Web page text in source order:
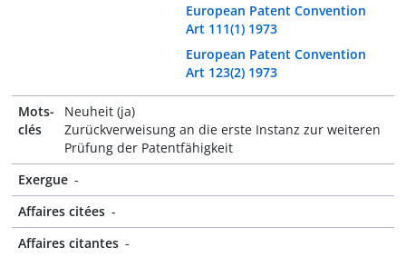
European Patent Convention
Art 111(1) 1973
European Patent Convention
Art 123(2) 1973
Mots-
clés
Neuheit (ja)
Zurückverweisung an die erste Instanz zur weiteren
Prüfung der Patentfähigkeit
Exergue -
Affaires citées -
Affaires citantes -